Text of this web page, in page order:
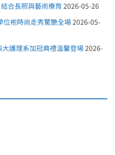
合長照與藝術療育 2026-05-26
位袍時尚走秀驚艷全場 2026-05-
護理系加冠典禮溫馨登場 2026-